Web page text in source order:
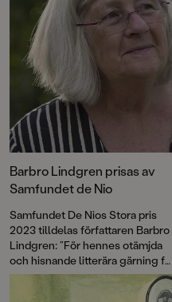
Barbro Lindgren prisas av
Samfundet de Nio
Samfundet De Nios Stora pris
2023 tilldelas författaren Barbro
Lindgren: ”För hennes otämjda
och hisnande litterära gärning för
alla åldrar.”